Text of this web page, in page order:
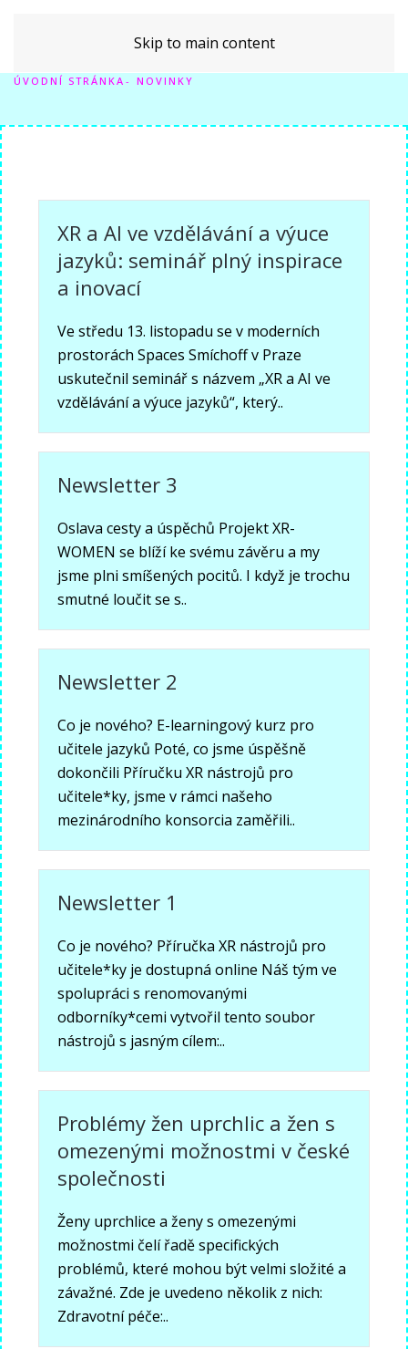
Skip to main content
ÚVODNÍ STRÁNKA NOVINKY
XR a AI ve vzdělávání a výuce
jazyků: seminář plný inspirace
a inovací
Ve středu 13. listopadu se v moderních
prostorách Spaces Smíchoff v Praze
uskutečnil seminář s názvem „XR a AI ve
vzdělávání a výuce jazyků“, který..
Newsletter 3
Oslava cesty a úspěchů Projekt XR-
WOMEN se blíží ke svému závěru a my
jsme plni smíšených pocitů. I když je trochu
smutné loučit se s..
Newsletter 2
Co je nového? E-learningový kurz pro
učitele jazyků Poté, co jsme úspěšně
dokončili Příručku XR nástrojů pro
učitele*ky, jsme v rámci našeho
mezinárodního konsorcia zaměřili..
Newsletter 1
Co je nového? Příručka XR nástrojů pro
učitele*ky je dostupná online Náš tým ve
spolupráci s renomovanými
odborníky*cemi vytvořil tento soubor
nástrojů s jasným cílem:..
Problémy žen uprchlic a žen s
omezenými možnostmi v české
společnosti
Ženy uprchlice a ženy s omezenými
možnostmi čelí řadě specifických
problémů, které mohou být velmi složité a
závažné. Zde je uvedeno několik z nich:
Zdravotní péče:..